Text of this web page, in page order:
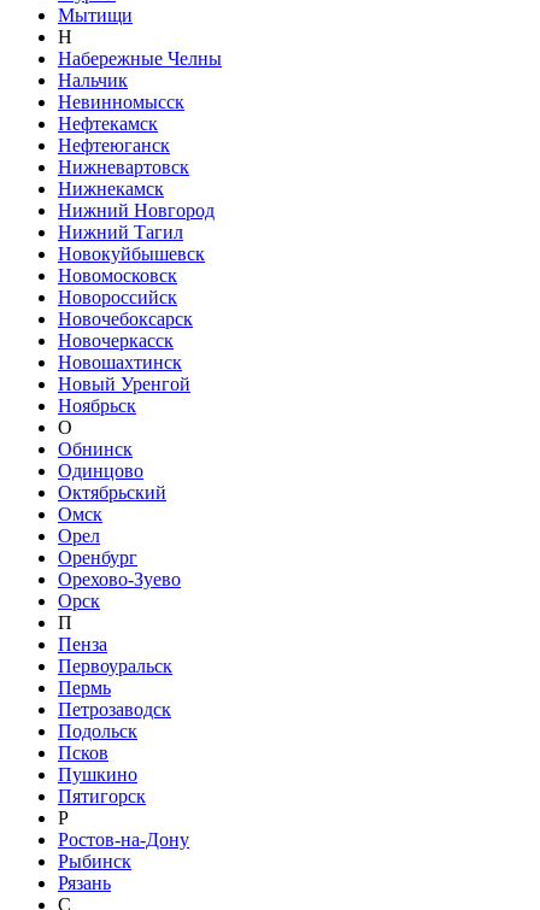
Мытищи
Н
Набережные Челны
Нальчик
Невинномысск
Нефтекамск
Нефтеюганск
Нижневартовск
Нижнекамск
Нижний Новгород
Нижний Тагил
Новокуйбышевск
Новомосковск
Новороссийск
Новочебоксарск
Новочеркасск
Новошахтинск
Новый Уренгой
Ноябрьск
О
Обнинск
Одинцово
Октябрьский
Омск
Орел
Оренбург
Орехово-Зуево
Орск
П
Пенза
Первоуральск
Пермь
Петрозаводск
Подольск
Псков
Пушкино
Пятигорск
Р
Ростов-на-Дону
Рыбинск
Рязань
С